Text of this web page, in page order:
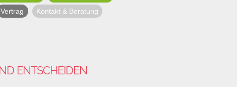
Vertrag Kontakt & Beratung
ENTSCHEIDEN